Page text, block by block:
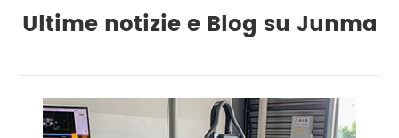
Ultime notizie e Blog su Junma